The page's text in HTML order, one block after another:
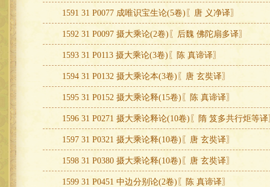
1591 31 P0077 成唯识宝生论(5卷)〖唐 义净译〗
1592 31 P0097 摄大乘论(2卷)〖后魏 佛陀扇多译〗
1593 31 P0113 摄大乘论(3卷)〖陈 真谛译〗
1594 31 P0132 摄大乘论本(3卷)〖唐 玄奘译〗
1595 31 P0152 摄大乘论释(15卷)〖陈 真谛译〗
1596 31 P0271 摄大乘论释论(10卷)〖隋 笈多共行炬等译
1597 31 P0321 摄大乘论释(10卷)〖唐 玄奘译〗
1598 31 P0380 摄大乘论释(10卷)〖唐 玄奘译〗
1599 31 P0451 中边分别论(2卷)〖陈 真谛译〗